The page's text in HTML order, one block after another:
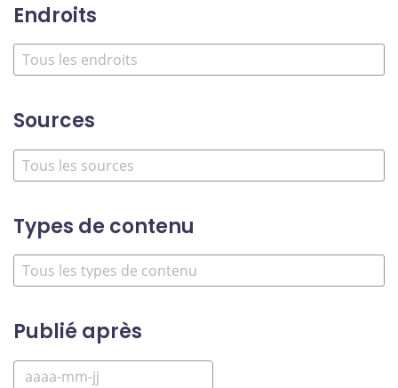
Endroits
Sources
Types de contenu
Publié après